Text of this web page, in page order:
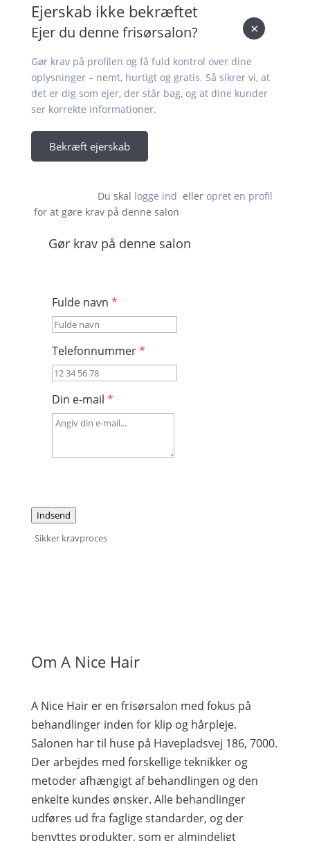
Ejerskab ikke bekræftet
Ejer du denne frisørsalon?
Gør krav på profilen og få fuld kontrol over dine
oplysninger – nemt, hurtigt og gratis. Så sikrer vi, at
det er dig som ejer, der står bag, og at dine kunder
ser korrekte informationer.
Bekræft ejerskab
Du skal logge ind eller opret en profil
for at gøre krav på denne salon
Gør krav på denne salon
×
Fulde navn *
Telefonnummer*
Din e-mail *
Indsend
Sikker kravproces
Om A Nice Hair
A Nice Hair er en frisørsalon med fokus på
behandlinger inden for klip og hårpleje.
Salonen har til huse på Havepladsvej 186, 7000.
Der arbejdes med forskellige teknikker og
metoder afhængigt af behandlingen og den
enkelte kundes ønsker. Alle behandlinger
udføres ud fra faglige standarder, og der
benyttes produkter, som er almindeligt